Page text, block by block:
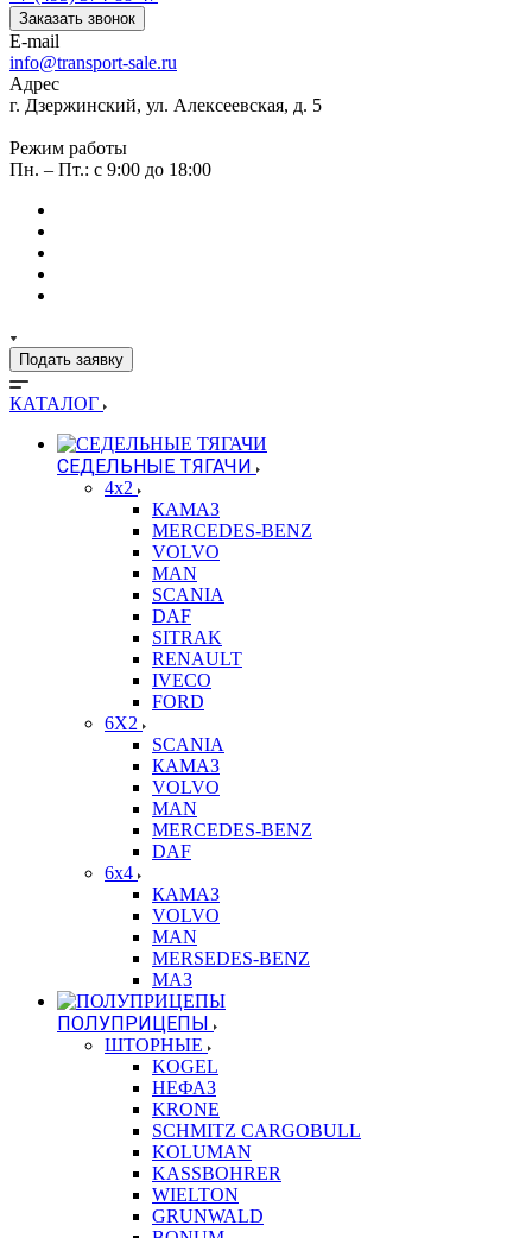
Заказать звонок
E-mail
info@transport-sale.ru
Адрес
г. Дзержинский, ул. Алексеевская, д. 5
Режим работы
Пн. – Пт.: с 9:00 до 18:00
Подать заявку
КАТАЛОГ
СЕДЕЛЬНЫЕ ТЯГАЧИ
4x2
КАМАЗ
MERCEDES-BENZ
VOLVO
MAN
SCANIA
DAF
SITRAK
RENAULT
IVECO
FORD
6X2
SCANIA
КАМАЗ
VOLVO
MAN
MERCEDES-BENZ
DAF
6x4
КАМАЗ
VOLVO
MAN
MERSEDES-BENZ
МАЗ
ПОЛУПРИЦЕПЫ
ШТОРНЫЕ
KOGEL
НЕФАЗ
KRONE
SCHMITZ CARGOBULL
KOLUMAN
KASSBOHRER
WIELTON
GRUNWALD